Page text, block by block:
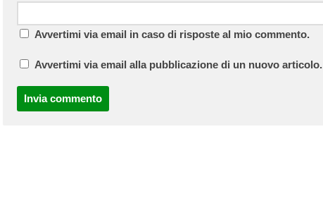
Avvertimi via email in caso di risposte al mio commento.
Avvertimi via email alla pubblicazione di un nuovo articolo.